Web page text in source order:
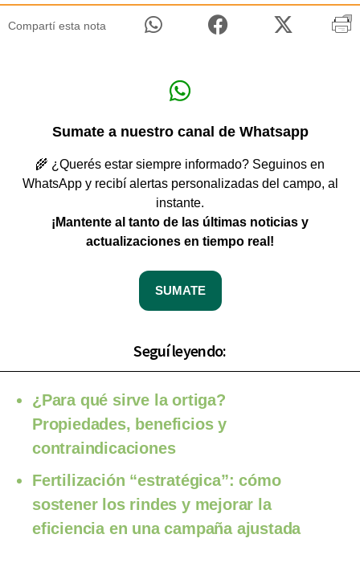
Compartí esta nota
Sumate a nuestro canal de Whatsapp
🌾 ¿Querés estar siempre informado? Seguinos en
WhatsApp y recibí alertas personalizadas del campo, al
instante.
¡Mantente al tanto de las últimas noticias y
actualizaciones en tiempo real!
SUMATE
Seguí leyendo:
¿Para qué sirve la ortiga?
Propiedades, beneficios y
contraindicaciones
Fertilización “estratégica”: cómo
sostener los rindes y mejorar la
eficiencia en una campaña ajustada